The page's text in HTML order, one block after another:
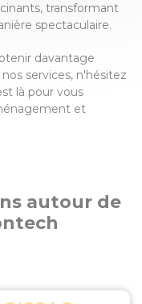
transformant
spectaculaire.
davantage
services, n'hésitez
là pour vous
et
autour de